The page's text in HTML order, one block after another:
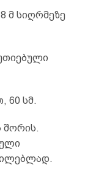
მ სიღრმეზე
60 სმ.
შორის.